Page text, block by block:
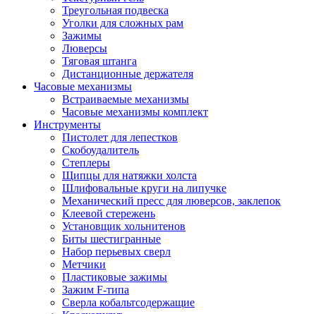
Треугольная подвеска
Уголки для сложных рам
Зажимы
Люверсы
Тяговая штанга
Дистанционные держателя
Часовые механизмы
Встраиваемые механизмы
Часовые механизмы комплект
Инструменты
Пистолет для лепестков
Скобоудалитель
Степлеры
Щипцы для натяжки холста
Шлифовальные круги на липучке
Механический пресс для люверсов, заклепок
Клеевой стережень
Установщик хольнитенов
Биты шестигранные
Набор перьевых сверл
Метчики
Пластиковые зажимы
Зажим F-типа
Сверла кобальтсодержащие